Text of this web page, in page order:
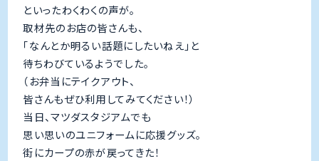
といったわくわくの声が。
取材先のお店の皆さんも、
「なんとか明るい話題にしたいねえ」と
待ちわびているようでした。
（お弁当にテイクアウト、
皆さんもぜひ利用してみてください！）
当日、マツダスタジアムでも
思い思いのユニフォームに応援グッズ。
街にカープの赤が戻ってきた！